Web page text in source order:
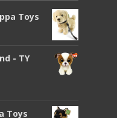
Toys
- TY
Toys